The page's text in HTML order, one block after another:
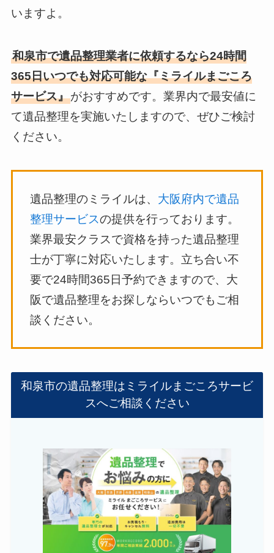
いますよ。
和泉市で遺品整理業者に依頼するなら24時間
365日いつでも対応可能な『ミライルまごころ
サービス』がおすすめです。業界内で最安値に
て遺品整理を実施いたしますので、ぜひご検討
ください。
遺品整理のミライルは、 大阪府内で遺品
整理サービスの提供を行っております。
業界最安クラスで資格を持った遺品整理
士が丁寧に対応いたします。立ち合い不
要で24時間365日予約できますので、大
阪で遺品整理をお探しならいつでもご相
談ください。
和泉市の遺品整理はミライルまごころサービ
スへご相談ください